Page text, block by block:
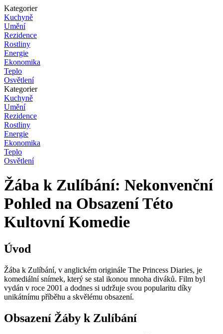
Kategorier
Kuchyně
Umění
Rezidence
Rostliny
Energie
Ekonomika
Teplo
Osvětlení
Kategorier
Kuchyně
Umění
Rezidence
Rostliny
Energie
Ekonomika
Teplo
Osvětlení
Žába k Zulíbání: Nekonvenční
Pohled na Obsazení Této
Kultovní Komedie
Úvod
Žába k Zulíbání, v anglickém originále The Princess Diaries, je
komediální snímek, který se stal ikonou mnoha diváků. Film byl
vydán v roce 2001 a dodnes si udržuje svou popularitu díky
unikátnímu příběhu a skvělému obsazení.
Obsazení Žáby k Zulíbání